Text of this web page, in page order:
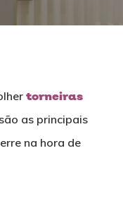
torneiras
as principais
na hora de